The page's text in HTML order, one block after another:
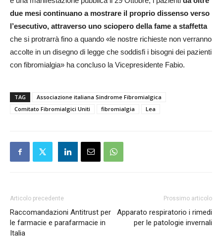
due mesi continuano a mostrare il proprio dissenso verso
l’esecutivo, attraverso uno sciopero della fame a staffetta
che si protrarrà fino a quando «le nostre richieste non verranno
accolte in un disegno di legge che soddisfi i bisogni dei pazienti
con fibromialgia» ha concluso la Vicepresidente Fabio.
TAG
Associazione italiana Sindrome Fibromialgica
Comitato Fibromialgici Uniti
fibromialgia Lea
Articolo precedente
Raccomandazioni Antitrust per
le farmacie e parafarmacie in
Italia
Prossimo articolo
Apparato respiratorio i rimedi
per le patologie invernali